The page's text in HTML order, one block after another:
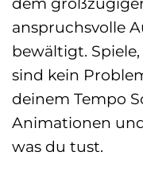
anspruchsvolle
bewältigt.
sind kein
deinem Tempo
Animationen
was du tust.